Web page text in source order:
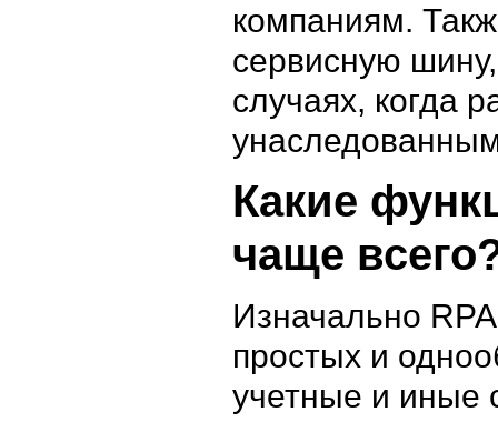
компаниям.
сервисную
случаях, когда
Какие
чаще
Изначально
простых и
учетные и иные